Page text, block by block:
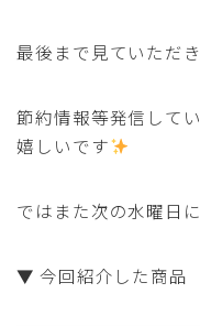
最後まで見ていただ
節約情報等発信して
嬉しいです
ではまた次の水曜日
▼ 今回紹介した商品